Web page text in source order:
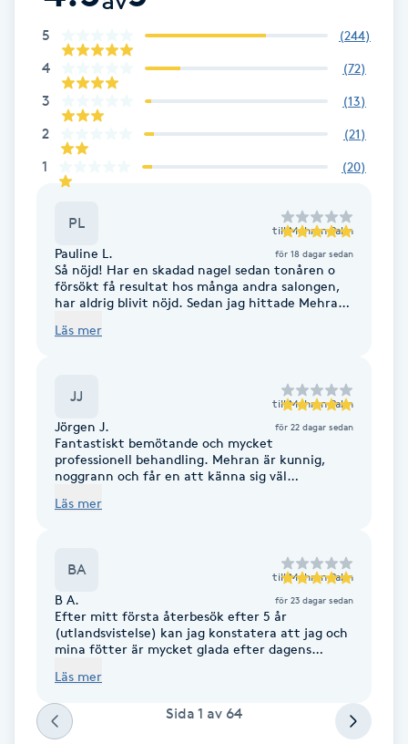
Fransrengöring
Frekvensterapi
Friskvård
Friskvårdsmassage
Funktionsanalys
Föning
Gel naglar
Gellack
Gellack med förstärkning
Gravidmassage
5 (244)
4 (72)
3 (13)
2 (21)
1 (20)
PL till Mehran Palm
Pauline L. för 18 dagar sedan
Så nöjd! Har en skadad nagel sedan tonåren o
försökt få resultat hos många andra salongen,
har aldrig blivit nöjd. Sedan jag hittade Mehran
sommaren längre, den fula nageln är fin igen!
Läs mer
JJ till Mehran Palm
Jörgen J. för 22 dagar sedan
Fantastiskt bemötande och mycket
professionell behandling. Mehran är kunnig,
noggrann och får en att känna sig väl
Läs mer
BA till Mehran Palm
B A. för 23 dagar sedan
Efter mitt första återbesök efter 5 år
(utlandsvistelse) kan jag konstatera att jag och
mina fötter är mycket glada efter dagens
tillsammans med goda råd för bättre fothälsa
Läs mer
Sida 1 av 64